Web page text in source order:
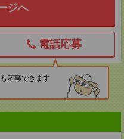
ジへ
電話応募
応募できます